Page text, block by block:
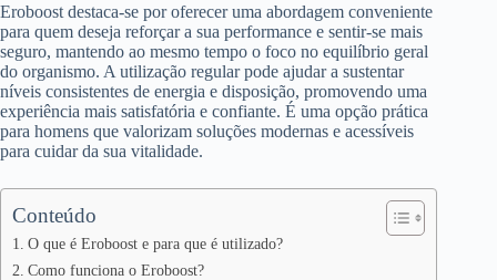
Eroboost destaca-se por oferecer uma abordagem conveniente
para quem deseja reforçar a sua performance e sentir-se mais
seguro, mantendo ao mesmo tempo o foco no equilíbrio geral
do organismo. A utilização regular pode ajudar a sustentar
níveis consistentes de energia e disposição, promovendo uma
experiência mais satisfatória e confiante. É uma opção prática
para homens que valorizam soluções modernas e acessíveis
para cuidar da sua vitalidade.
Conteúdo
O que é Eroboost e para que é utilizado?
Como funciona o Eroboost?